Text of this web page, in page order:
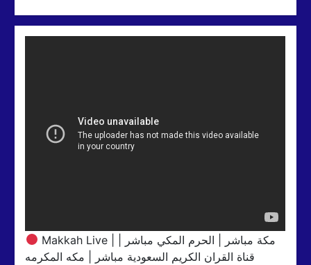
Makkah Live | مكة مباشر | الحرم المكي مباشر |
قناة القران الكريم السعودية مباشر | مكه المكرمه